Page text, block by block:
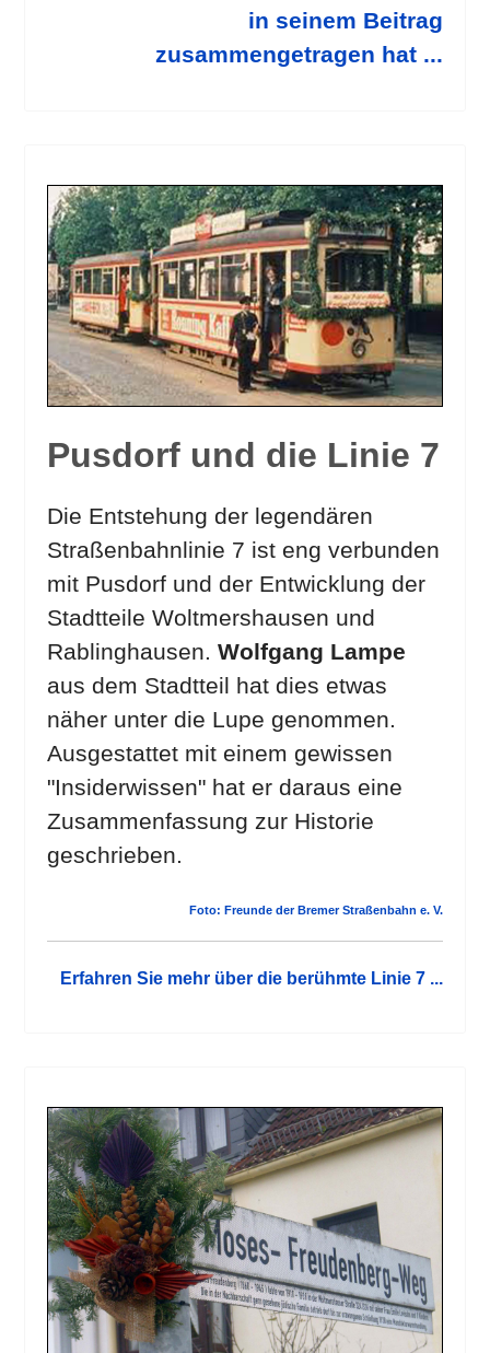
in seinem Beitrag
zusammengetragen hat ...
Pusdorf und die Linie 7
Die Entstehung der legendären
Straßenbahnlinie 7 ist eng verbunden
mit Pusdorf und der Entwicklung der
Stadtteile Woltmershausen und
Rablinghausen.Wolfgang Lampe
aus dem Stadtteil hat dies etwas
näher unter die Lupe genommen.
Ausgestattet mit einem gewissen
"Insiderwissen" hat er daraus eine
Zusammenfassung zur Historie
geschrieben.
Foto: Freunde der Bremer Straßenbahn e. V.
Erfahren Sie mehr über die berühmte Linie 7 ...